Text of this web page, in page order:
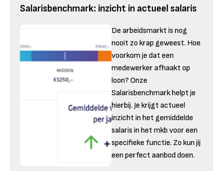
Salarisbenchmark: inzicht in actueel salaris
De arbeidsmarkt is nog
nooit zo krap geweest. Hoe
voorkom je dat een
medewerker afhaakt op
loon? Onze
Salarisbenchmark helpt je
hierbij. Je krijgt actueel
inzicht in het gemiddelde
salaris in het mkb voor een
specifieke functie. Zo kun jij
een perfect aanbod doen.